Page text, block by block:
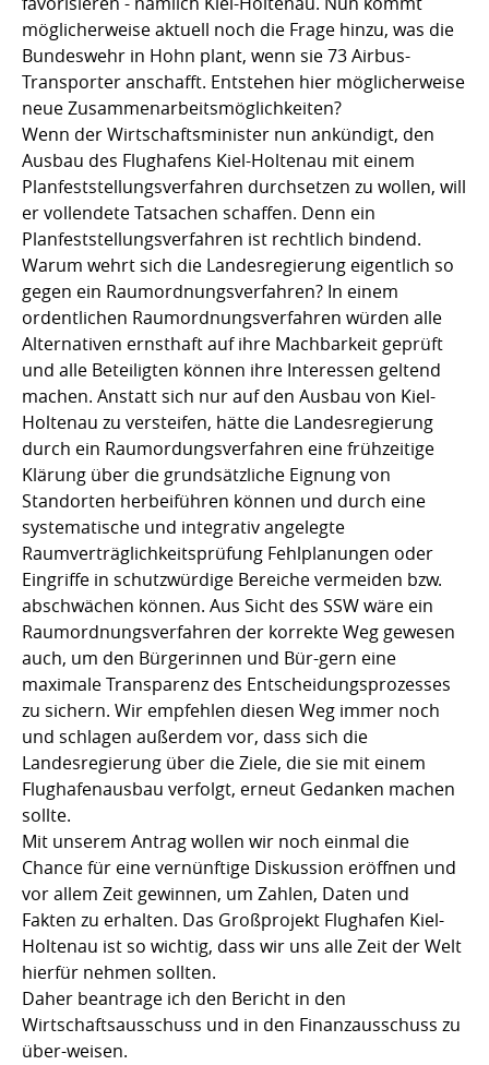
möglicherweise aktuell noch die Frage hinzu, was die
Bundeswehr in Hohn plant, wenn sie 73 Airbus-
Transporter anschafft. Entstehen hier möglicherweise
neue Zusammenarbeitsmöglichkeiten?
Wenn der Wirtschaftsminister nun ankündigt, den
Ausbau des Flughafens Kiel-Holtenau mit einem
Planfeststellungsverfahren durchsetzen zu wollen, will
er vollendete Tatsachen schaffen. Denn ein
Planfeststellungsverfahren ist rechtlich bindend.
Warum wehrt sich die Landesregierung eigentlich so
gegen ein Raumordnungsverfahren? In einem
ordentlichen Raumordnungsverfahren würden alle
Alternativen ernsthaft auf ihre Machbarkeit geprüft
und alle Beteiligten können ihre Interessen geltend
machen. Anstatt sich nur auf den Ausbau von Kiel-
Holtenau zu versteifen, hätte die Landesregierung
durch ein Raumordungsverfahren eine frühzeitige
Klärung über die grundsätzliche Eignung von
Standorten herbeiführen können und durch eine
systematische und integrativ angelegte
Raumverträglichkeitsprüfung Fehlplanungen oder
Eingriffe in schutzwürdige Bereiche vermeiden bzw.
abschwächen können. Aus Sicht des SSW wäre ein
Raumordnungsverfahren der korrekte Weg gewesen 
auch, um den Bürgerinnen und Bür-gern eine
maximale Transparenz des Entscheidungsprozesses
zu sichern. Wir empfehlen diesen Weg immer noch
und schlagen außerdem vor, dass sich die
Landesregierung über die Ziele, die sie mit einem
Flughafenausbau verfolgt, erneut Gedanken machen
sollte.
Mit unserem Antrag wollen wir noch einmal die
Chance für eine vernünftige Diskussion eröffnen und
vor allem Zeit gewinnen, um Zahlen, Daten und
Fakten zu erhalten. Das Großprojekt Flughafen Kiel-
Holtenau ist so wichtig, dass wir uns alle Zeit der Welt
hierfür nehmen sollten.
Daher beantrage ich den Bericht in den
Wirtschaftsausschuss und in den Finanzausschuss zu
über-weisen.